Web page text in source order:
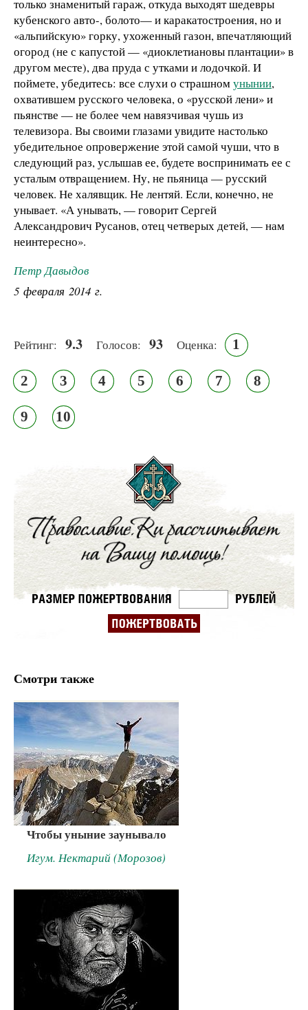
только знаменитый гараж, откуда выходят шедевры
кубенского авто-, болото— и каракатостроения, но и
«альпийскую» горку, ухоженный газон, впечатляющий
огород (не с капустой — «диоклетиановы плантации» в
другом месте), два пруда с утками и лодочкой. И
поймете, убедитесь: все слухи о страшномунынии,
охватившем русского человека, о «русской лени» и
пьянстве — не более чем навязчивая чушь из
телевизора. Вы своими глазами увидите настолько
убедительное опровержение этой самой чуши, что в
следующий раз, услышав ее, будете воспринимать ее с
усталым отвращением. Ну, не пьяница — русский
человек. Не халявщик. Не лентяй. Если, конечно, не
унывает. «А унывать, — говорит Сергей
Александрович Русанов, отец четверых детей, — нам
неинтересно».
Петр Давыдов
5 февраля 2014 г.
Рейтинг: 9.3 Голосов: 93 Оценка: 1
2 3 4 5 6 7 8
9 10
Смотри также
Чтобы уныние заунывало
Игум. Нектарий (Морозов)